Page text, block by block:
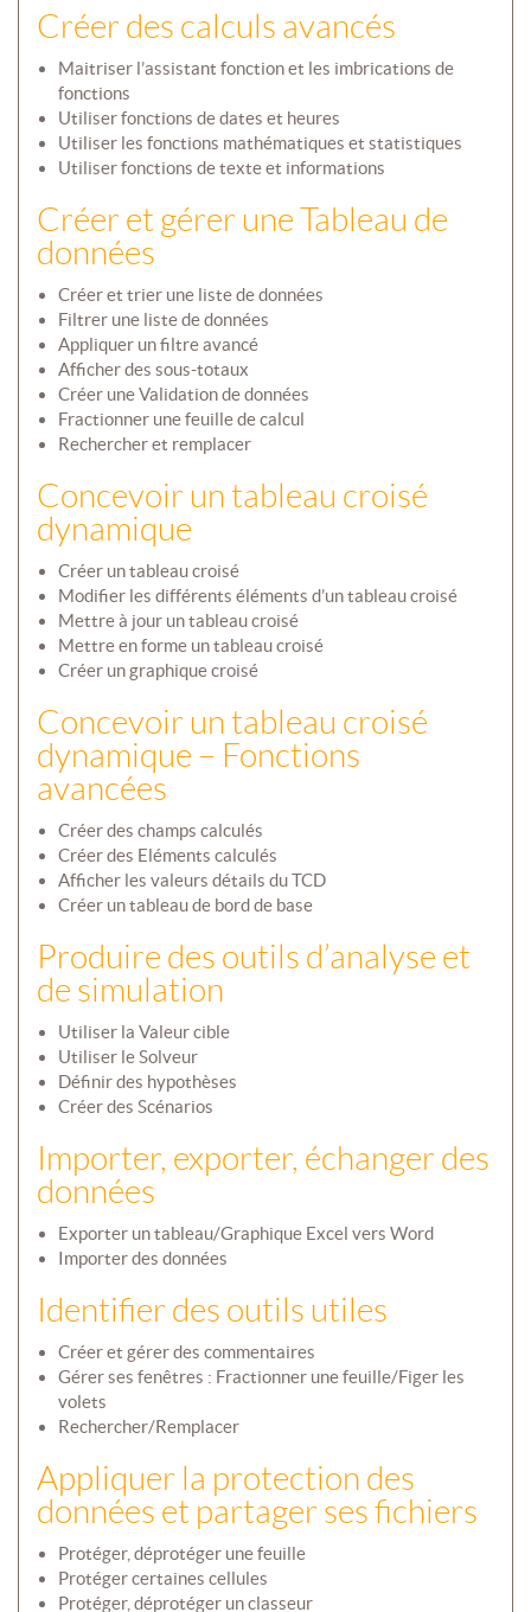
Créer des calculs avancés
Maitriser l’assistant fonction et les imbrications de
fonctions
Utiliser fonctions de dates et heures
Utiliser les fonctions mathématiques et statistiques
Utiliser fonctions de texte et informations
Créer et gérer une Tableau de
données
Créer et trier une liste de données
Filtrer une liste de données
Appliquer un filtre avancé
Afficher des sous-totaux
Créer une Validation de données
Fractionner une feuille de calcul
Rechercher et remplacer
Concevoir un tableau croisé
dynamique
Créer un tableau croisé
Modifier les différents éléments d’un tableau croisé
Mettre à jour un tableau croisé
Mettre en forme un tableau croisé
Créer un graphique croisé
Concevoir un tableau croisé
dynamique – Fonctions
avancées
Créer des champs calculés
Créer des Eléments calculés
Afficher les valeurs détails du TCD
Créer un tableau de bord de base
Produire des outils d’analyse et
de simulation
Utiliser la Valeur cible
Utiliser le Solveur
Définir des hypothèses
Créer des Scénarios
Importer, exporter, échanger des
données
Exporter un tableau/Graphique Excel vers Word
Importer des données
Identifier des outils utiles
Créer et gérer des commentaires
Gérer ses fenêtres : Fractionner une feuille/Figer les
volets
Rechercher/Remplacer
Appliquer la protection des
données et partager ses fichiers
Protéger, déprotéger une feuille
Protéger certaines cellules
Protéger, déprotéger un classeur